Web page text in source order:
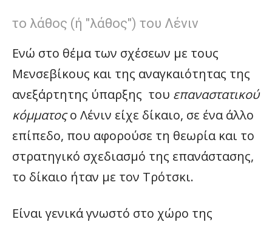
το λάθος (ή "λάθος") του Λένιν
Ενώ στο θέμα των σχέσεων με τους
Μενσεβίκους και της αναγκαιότητας της
ανεξάρτητης ύπαρξης του επαναστατικού
κόμματοςο Λένιν είχε δίκαιο, σε ένα άλλο
επίπεδο, που αφορούσε τη θεωρία και το
στρατηγικό σχεδιασμό της επανάστασης,
το δίκαιο ήταν με τον Τρότσκι.
Είναι γενικά γνωστό στο χώρο της